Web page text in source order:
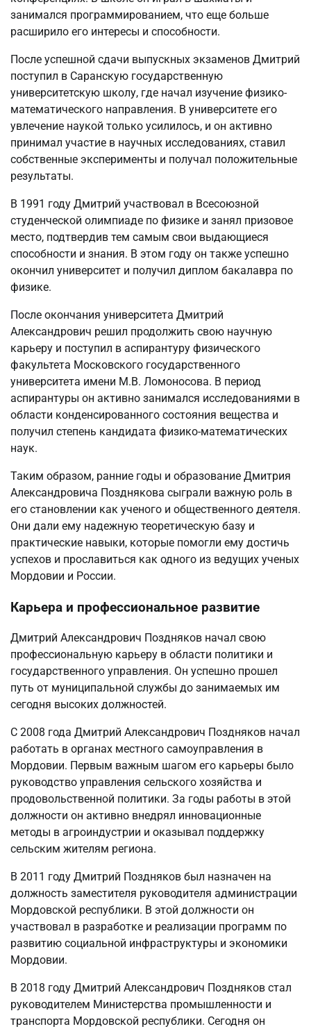
занимался программированием, что еще больше
расширило его интересы и способности.
После успешной сдачи выпускных экзаменов Дмитрий
поступил в Саранскую государственную
университетскую школу, где начал изучение физико-
математического направления. В университете его
увлечение наукой только усилилось, и он активно
принимал участие в научных исследованиях, ставил
собственные эксперименты и получал положительные
результаты.
В 1991 году Дмитрий участвовал в Всесоюзной
студенческой олимпиаде по физике и занял призовое
место, подтвердив тем самым свои выдающиеся
способности и знания. В этом году он также успешно
окончил университет и получил диплом бакалавра по
физике.
После окончания университета Дмитрий
Александрович решил продолжить свою научную
карьеру и поступил в аспирантуру физического
факультета Московского государственного
университета имени М.В. Ломоносова. В период
аспирантуры он активно занимался исследованиями в
области конденсированного состояния вещества и
получил степень кандидата физико-математических
наук.
Таким образом, ранние годы и образование Дмитрия
Александровича Позднякова сыграли важную роль в
его становлении как ученого и общественного деятеля.
Они дали ему надежную теоретическую базу и
практические навыки, которые помогли ему достичь
успехов и прославиться как одного из ведущих ученых
Мордовии и России.
Карьера и профессиональное развитие
Дмитрий Александрович Поздняков начал свою
профессиональную карьеру в области политики и
государственного управления. Он успешно прошел
путь от муниципальной службы до занимаемых им
сегодня высоких должностей.
С 2008 года Дмитрий Александрович Поздняков начал
работать в органах местного самоуправления в
Мордовии. Первым важным шагом его карьеры было
руководство управления сельского хозяйства и
продовольственной политики. За годы работы в этой
должности он активно внедрял инновационные
методы в агроиндустрии и оказывал поддержку
сельским жителям региона.
В 2011 году Дмитрий Поздняков был назначен на
должность заместителя руководителя администрации
Мордовской республики. В этой должности он
участвовал в разработке и реализации программ по
развитию социальной инфраструктуры и экономики
Мордовии.
В 2018 году Дмитрий Александрович Поздняков стал
руководителем Министерства промышленности и
транспорта Мордовской республики. Сегодня он